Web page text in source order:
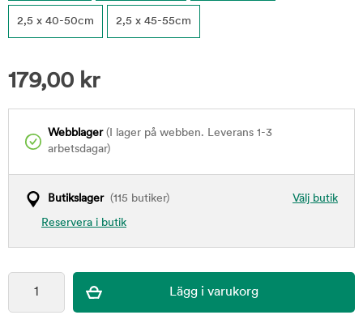
2,5 x 40-50cm 2,5 x 45-55cm
179,00 kr
Webblager(I lager på webben. Leverans 1-3
arbetsdagar)
Välj butik
Butikslager(115 butiker)
Reservera i butik